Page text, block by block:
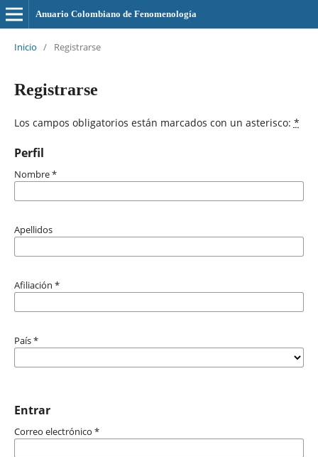
Anuario Colombiano de Fenomenología
Inicio / Registrarse
Registrarse
Los campos obligatorios están marcados con un asterisco: *
Perfil
Nombre*
Apellidos
Afiliación *
País*
Entrar
Correo electrónico *